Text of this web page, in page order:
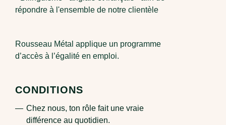
répondre à l'ensemble de notre clientèle
Rousseau Métal applique un programme
d’accès à l’égalité en emploi.
CONDITIONS
Chez nous, ton rôle fait une vraie
différence au quotidien.